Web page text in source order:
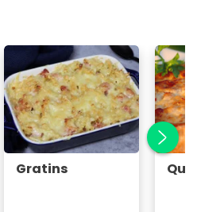
Gratins